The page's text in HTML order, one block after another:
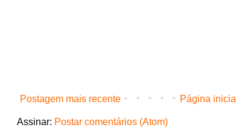
Postagem mais recente Página inicial
Assinar: Postar comentários (Atom)